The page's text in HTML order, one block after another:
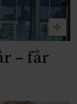
– får